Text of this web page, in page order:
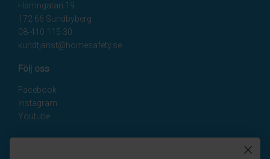
Hamngatan 19
172 66 Sundbyberg
08-410 115 30
kundtjanst@homesafety.se
Följ oss
Facebook
Instagram
Youtube